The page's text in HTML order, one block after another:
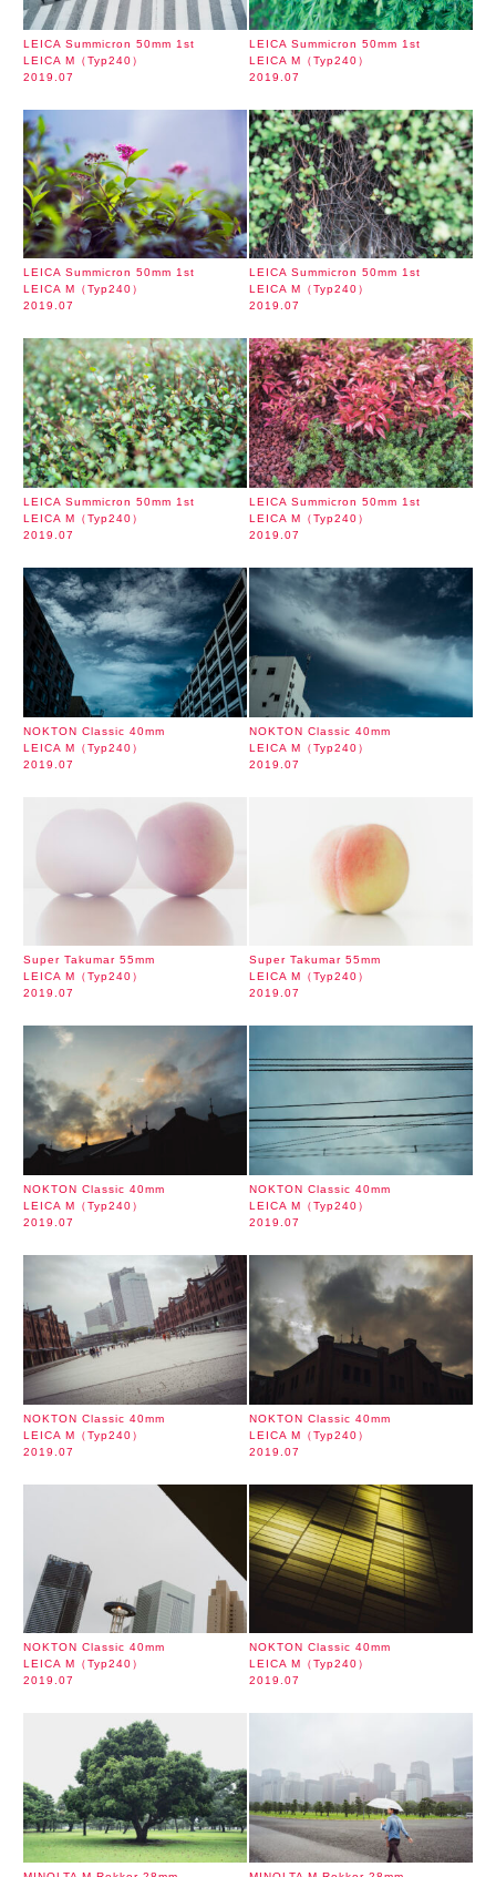
LEICA Summicron 50mm 1st
LEICA M（Typ240）
2019.07
LEICA Summicron 50mm 1st
LEICA M（Typ240）
2019.07
LEICA Summicron 50mm 1st
LEICA M（Typ240）
2019.07
LEICA Summicron 50mm 1st
LEICA M（Typ240）
2019.07
LEICA Summicron 50mm 1st
LEICA M（Typ240）
2019.07
LEICA Summicron 50mm 1st
LEICA M（Typ240）
2019.07
NOKTON Classic 40mm
LEICA M（Typ240）
2019.07
NOKTON Classic 40mm
LEICA M（Typ240）
2019.07
Super Takumar 55mm
LEICA M（Typ240）
2019.07
Super Takumar 55mm
LEICA M（Typ240）
2019.07
NOKTON Classic 40mm
LEICA M（Typ240）
2019.07
NOKTON Classic 40mm
LEICA M（Typ240）
2019.07
NOKTON Classic 40mm
LEICA M（Typ240）
2019.07
NOKTON Classic 40mm
LEICA M（Typ240）
2019.07
NOKTON Classic 40mm
LEICA M（Typ240）
2019.07
NOKTON Classic 40mm
LEICA M（Typ240）
2019.07